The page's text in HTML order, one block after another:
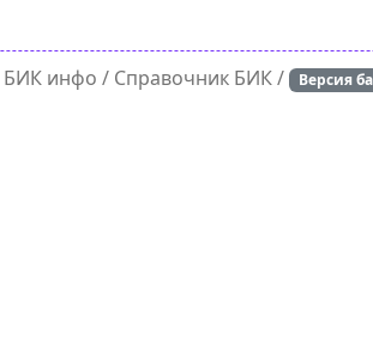
БИК инфо / Справочник БИК / Версия